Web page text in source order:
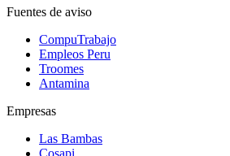
Fuentes de aviso
CompuTrabajo
Empleos Peru
Troomes
Antamina
Empresas
Las Bambas
Cosapi